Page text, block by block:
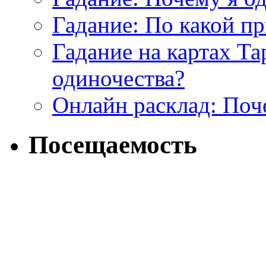
Гадание: По какой
Гадание на картах
одиночества?
Онлайн расклад:
Посещаемость